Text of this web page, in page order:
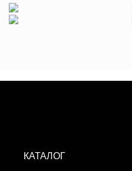
КАТАЛОГ